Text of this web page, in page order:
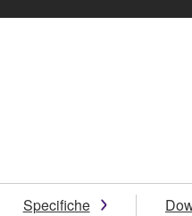
Specifiche